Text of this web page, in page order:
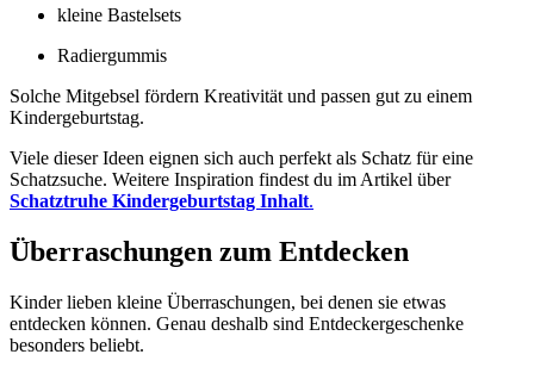
kleine Bastelsets
Radiergummis
Solche Mitgebsel fördern Kreativität und passen gut zu einem
Kindergeburtstag.
Viele dieser Ideen eignen sich auch perfekt als Schatz für eine
Schatzsuche. Weitere Inspiration findest du im Artikel über
Schatztruhe Kindergeburtstag Inhalt.
Überraschungen zum Entdecken
Kinder lieben kleine Überraschungen, bei denen sie etwas
entdecken können. Genau deshalb sind Entdeckergeschenke
besonders beliebt.